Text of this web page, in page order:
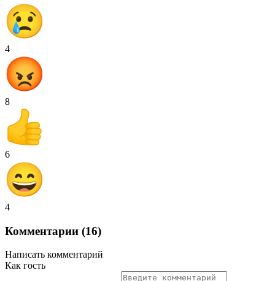
4
8
6
4
Комментарии (16)
Написать комментарий
Как гость